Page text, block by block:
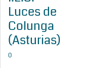
Luces de
Colunga
(Asturias)
0